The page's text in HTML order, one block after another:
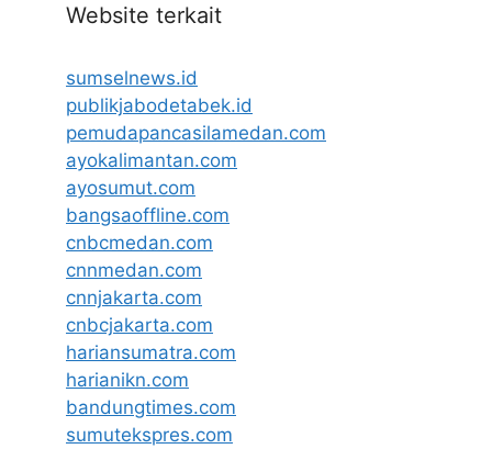
Website terkait
sumselnews.id
publikjabodetabek.id
pemudapancasilamedan.com
ayokalimantan.com
ayosumut.com
bangsaoffline.com
cnbcmedan.com
cnnmedan.com
cnnjakarta.com
cnbcjakarta.com
hariansumatra.com
harianikn.com
bandungtimes.com
sumutekspres.com